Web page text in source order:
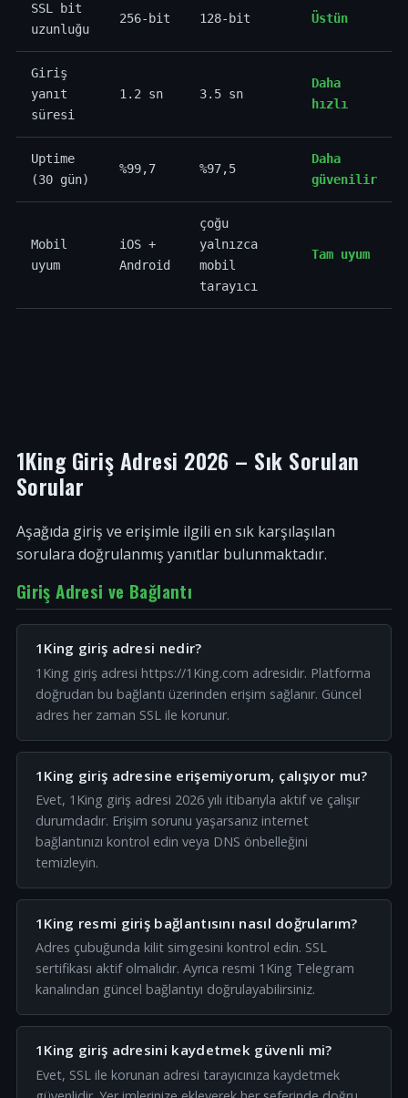
SSL bit
uzunluğu
256-bit 128-bit Üstün
Giriş
yanıt
süresi
1.2 sn 3.5 sn
Daha
hızlı
Uptime
(30 gün)
%99,7 %97,5
Daha
güvenilir
Mobil
uyum
iOS +
Android
çoğu
yalnızca
mobil
tarayıcı
Tam uyum
1King Giriş Adresi 2026 – Sık Sorulan
Sorular
Aşağıda giriş ve erişimle ilgili en sık karşılaşılan
sorulara doğrulanmış yanıtlar bulunmaktadır.
Giriş Adresi ve Bağlantı
1King giriş adresi nedir?
1King giriş adresi https://1King.com adresidir. Platforma
doğrudan bu bağlantı üzerinden erişim sağlanır. Güncel
adres her zaman SSL ile korunur.
1King giriş adresine erişemiyorum, çalışıyor mu?
Evet, 1King giriş adresi 2026 yılı itibarıyla aktif ve çalışır
durumdadır. Erişim sorunu yaşarsanız internet
bağlantınızı kontrol edin veya DNS önbelleğini
temizleyin.
1King resmi giriş bağlantısını nasıl doğrularım?
Adres çubuğunda kilit simgesini kontrol edin. SSL
sertifikası aktif olmalıdır. Ayrıca resmi 1King Telegram
kanalından güncel bağlantıyı doğrulayabilirsiniz.
1King giriş adresini kaydetmek güvenli mi?
Evet, SSL ile korunan adresi tarayıcınıza kaydetmek